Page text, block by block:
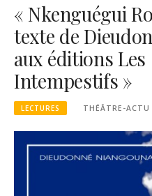
« Nkenguégui
texte de
aux éditions
Intempestifs »
LECTURES THÉÂTRE-ACTU